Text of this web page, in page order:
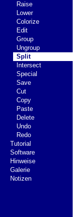
Raise
Lower
Colorize
Edit
Group
Ungroup
Split
Intersect
Special
Save
Cut
Copy
Paste
Delete
Undo
Redo
Tutorial
Software
Hinweise
Galerie
Notizen